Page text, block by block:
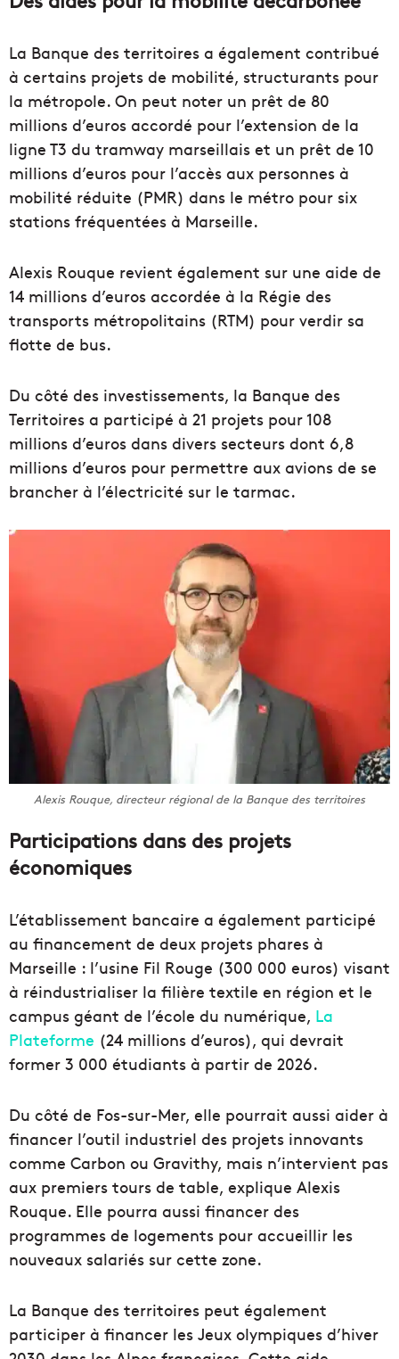
La Banque des territoires a également contribué
à certains projets de mobilité, structurants pour
la métropole. On peut noter un prêt de 80
millions d’euros accordé pour l’extension de la
ligne T3 du tramway marseillais et un prêt de 10
millions d’euros pour l’accès aux personnes à
mobilité réduite (PMR) dans le métro pour six
stations fréquentées à Marseille.
Alexis Rouque revient également sur une aide de
14 millions d’euros accordée à la Régie des
transports métropolitains (RTM) pour verdir sa
flotte de bus.
Du côté des investissements, la Banque des
Territoires a participé à 21 projets pour 108
millions d’euros dans divers secteurs dont 6,8
millions d’euros pour permettre aux avions de se
brancher à l’électricité sur le tarmac.
Alexis Rouque, directeur régional de la Banque des territoires
Participations dans des projets
économiques
L’établissement bancaire a également participé
au financement de deux projets phares à
Marseille : l’usine Fil Rouge (300 000 euros) visant
à réindustrialiser la filière textile en région et le
campus géant de l’école du numérique, La
Plateforme (24 millions d’euros), qui devrait
former 3 000 étudiants à partir de 2026.
Du côté de Fos-sur-Mer, elle pourrait aussi aider à
financer l’outil industriel des projets innovants
comme Carbon ou Gravithy, mais n’intervient pas
aux premiers tours de table, explique Alexis
Rouque. Elle pourra aussi financer des
programmes de logements pour accueillir les
nouveaux salariés sur cette zone.
La Banque des territoires peut également
participer à financer les Jeux olympiques d’hiver